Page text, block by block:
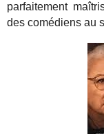
parfaitement
des comédiens au